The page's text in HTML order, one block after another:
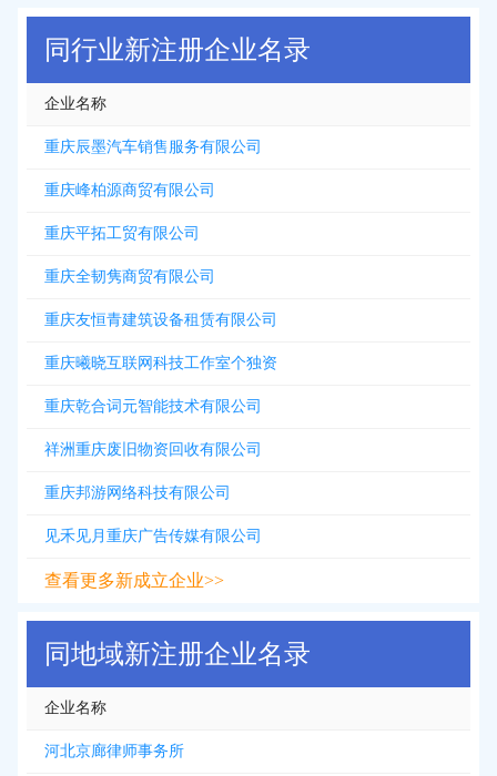
同行业新注册企业名录
企业名称
重庆辰墨汽车销售服务有限公司
重庆峰柏源商贸有限公司
重庆平拓工贸有限公司
重庆全韧隽商贸有限公司
重庆友恒青建筑设备租赁有限公司
重庆曦晓互联网科技工作室个独资
重庆乾合词元智能技术有限公司
祥洲重庆废旧物资回收有限公司
重庆邦游网络科技有限公司
见禾见月重庆广告传媒有限公司
查看更多新成立企业>>
同地域新注册企业名录
企业名称
河北京廊律师事务所